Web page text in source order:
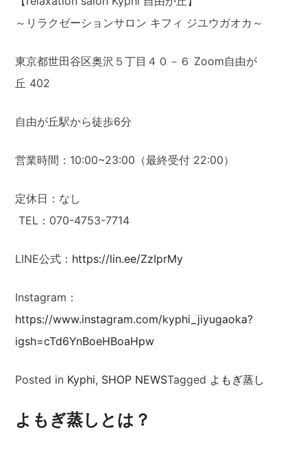
～リラクゼーションサロン キフィ ジユウガオカ～
東京都世田谷区奥沢５丁目４０－６ Zoom自由が
丘 402
自由が丘駅から徒歩6分
営業時間：10:00~23:00（最終受付 22:00）
定休日：なし
TEL：070-4753-7714
LINE公式： https://lin.ee/ZzIprMy
Instagram：
https://www.instagram.com/kyphi_jiyugaoka?
igsh=cTd6YnBoeHBoaHpw
Posted in Kyphi, SHOP NEWSTagged よもぎ蒸し
よもぎ蒸しとは？